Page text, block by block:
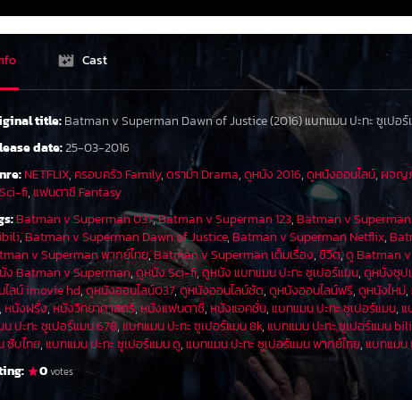
ลูเธอร์วางระเบิดในที่ประชุมที่ฟินช์กำลังไต่สวนซูเปอร์
ได้ตัดสินใจเนรเทศตัวเอง ด้านแบทแมนบุกเข้าไปในบริ
คริปโตไนต์และหอกคริปโตไนต์ ขณะเดียวกันลูเธอร์ได้เ
ลูเธอร์ลักพาตัวมาร์ธา เค้นต์ แม่บุญธรรมของคลาร์กแ
ร์บังคับให้ซูเปอร์แมนฆ่าแบทแมนเพื่อแลกกับชีวิตของม
กันอย่างรุนแรง ก่อนที่แบทแมนจะมีโอกาสฆ่าซูเปอร์แม
ของแบทแมน เลนมาถึงแล้วอธิบายสถานการณ์ทั้งหมด
เธอร์ที่ยานคริปโตไนต์
เมื่อแผนการไม่สำเร็จ ลูเธอร์ใช้แผนสำรองคือปล่อย
ของเขาเองออกมา ซูเปอร์แมน แบทแมนและพรินซ์ในชื่
เดย์จะอ่อนพลังเมื่อถูกคริปโตไนต์ ซูเปอร์แมนใช้หอกค
ไนต์เช่นกันก็ถูกดูมส์เดย์แทงตาย
ลูเธอร์ถูกจับกุมและถูกโกนศีรษะ เมื่อเวย์นไปเยี่ยม ลูเ
ต้านสิ่งมีชีวิตนอกโลกที่มาคุกคาม ลูเธอร์ยังเตือนว่าก
ที่เมืองเมโทรโปลิส คลาร์กถูกประกาศว่าเสียชีวิต เวย์
ภายในมีแหวนหมั้นของคลาร์กให้เลน ด้านเวย์นพูดคุยกั
ปกป้องโลกหลังซูเปอร์แมนตาย โดยเริ่มจากค้นหาจาก
ของคลาร์กก็เริ่มลอยขึ้น
Cast
title:Batman v Superman Dawn of Justice (2016) แบทแมน ปะทะ ซูเป
date:25-03-2016
NETFLIX, ครอบครัว Family,ดราม่า Drama,ดูหนัง 2016,ดูหนังออนไลน์, ผจญ
fi,แฟนตาซี Fantasy
Batman v Superman 037,Batman v Superman 123,Batman v Superman
, Batman v Superman Dawn of Justice, Batman v Superman Netflix,
v Superman พากย์ไทย,Batman v Superman เต็มเรื่อง,ชีวิต,ดู Batman
ง Batman v Superman,ดูหนัง Sci-fi,ดูหนัง แบทแมน ปะทะ ซูเปอร์แมน,ดูหนังซุป
ไลน์ imovie hd,ดูหนังออนไลน์037,ดูหนังออนไลน์ชัด,ดูหนังออนไลน์ฟรี,ดูหนังใหม่,
, หนังฝรั่ง,หนังวิทยาศาสตร์, หนังแฟนตาซี, หนังแอคชั่น, แบทแมน ปะทะ ซูเปอร์แมน, แ
น ปะทะ ซูเปอร์แมน 678,แบทแมน ปะทะ ซูเปอร์แมน 8k, แบทแมน ปะทะ ซูเปอร์แมน
ซับไทย, แบทแมน ปะทะ ซูเปอร์แมน ดู, แบทแมน ปะทะ ซูเปอร์แมน พากย์ไทย,แบทแมน
0votes